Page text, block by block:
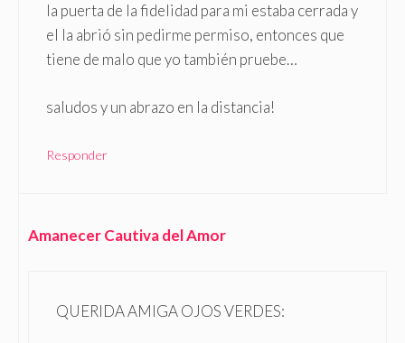
la puerta de la fidelidad para mi estaba cerrada y
el la abrió sin pedirme permiso, entonces que
tiene de malo que yo también pruebe…
saludos y un abrazo en la distancia!
Responder
Amanecer Cautiva del Amor
QUERIDA AMIGA OJOS VERDES: